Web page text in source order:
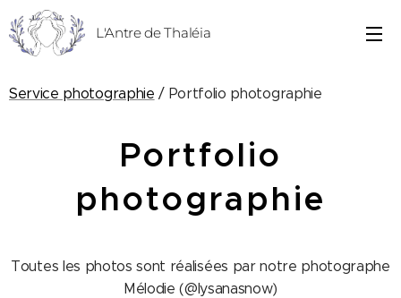
L'Antre de Thaléia
Service photographie / Portfolio photographie
Portfolio
photographie
Toutes les photos sont réalisées par notre photographe
Mélodie (@lysanasnow)